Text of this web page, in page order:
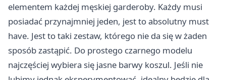
elementem każdej męskiej garderoby. Każdy musi
posiadać przynajmniej jeden, jest to absolutny must
have. Jest to taki zestaw, którego nie da się w żaden
sposób zastąpić. Do prostego czarnego modelu
najczęściej wybiera się jasne barwy koszul. Jeśli nie